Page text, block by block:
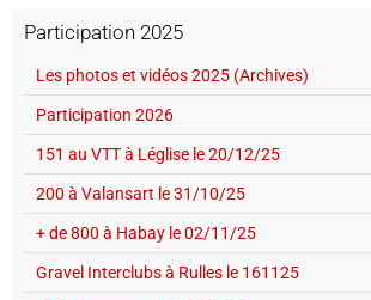
Participation 2025
Les photos et vidéos 2025 (Archives)
Participation 2026
151 au VTT à Léglise le 20/12/25
200 à Valansart le 31/10/25
+ de 800 à Habay le 02/11/25
Gravel Interclubs à Rulles le 161125